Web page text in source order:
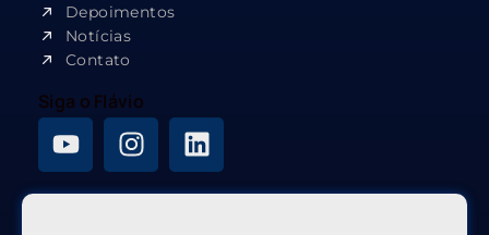
Depoimentos
Notícias
Contato
Siga o Flávio